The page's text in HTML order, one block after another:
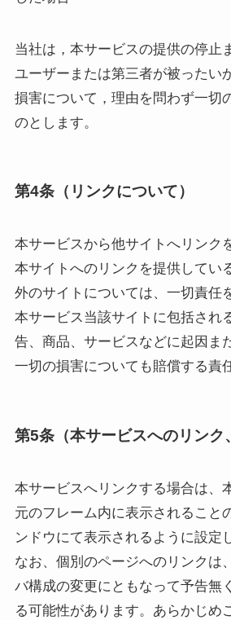
当社は，本サービスの提供の停止
ユーザーまたは第三者が被ったい
損害について，理由を問わず一切
のとします。
第4条（リンクについて）
本サービスから他サイトへリンク
本サイトへのリンクを提供してい
外のサイトについては、一切責任
本サービス当該サイトに包括され
告、商品、サービスなどに起因ま
一切の損害についても賠償する責
第5条（本サービスへのリンク
本サービスへリンクする場合は、
元のフレーム内に表示されること
ンドウにて表示されるように設定
なお、個別のページへのリンクは
バ構成の変更にともなって予告無
る可能性があります。あらかじめ